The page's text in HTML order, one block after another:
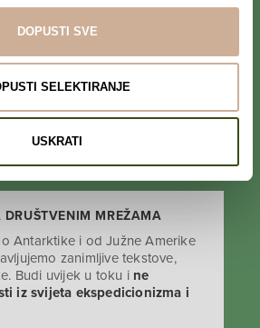
DOPUSTI SVE
SELEKTIRANJE
USKRATI
se moji podaci spremaju u bazu
u svrhu slanja KEK
DRUŠTVENIM MREŽAMA
Antarktike i od Južne Amerike
zanimljive tekstove,
Budi uvijek u toku i ne
iz svijeta ekspedicionizma i